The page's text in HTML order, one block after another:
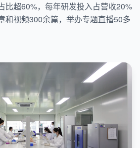
比超60%，每年研发投入占营收20%
和视频300余篇，举办专题直播50多